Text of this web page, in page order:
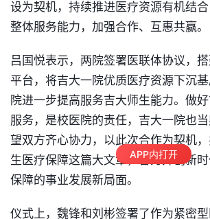
设为契机，持续推进医疗资源有机结
整体服务能力，加强合作、互惠共赢。
吕国悦表示，两院签署医联体协议，
平台，将吉大一院优质医疗资源下沉
院进一步提高服务吉大师生能力。做
服务，是校医院的责任，吉大一院也
望双方齐心协力，以此次合作为契机
生医疗保障这篇大文章，奋力开创新
保障的事业发展新局面。
仪式上，魏锋和刘彬签署了作为紧密
APP内打开